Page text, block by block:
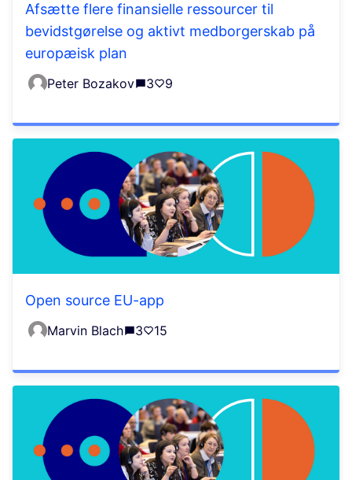
Afsætte flere finansielle ressourcer til
bevidstgørelse og aktivt medborgerskab på
europæisk plan
Peter Bozakov 3 9
Open source EU-app
Marvin Blach 3 15